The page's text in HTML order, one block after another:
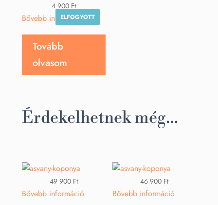
ELFOGYOTT
4 900 Ft
Bővebb információ
Tovább
olvasom
Érdekelhetnek még…
49 900 Ft
Bővebb információ
46 900 Ft
Bővebb információ